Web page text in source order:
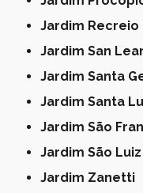
Jardim Recreio
Jardim San
Jardim Santa
Jardim Santa
Jardim São
Jardim São Luiz
Jardim Zanetti